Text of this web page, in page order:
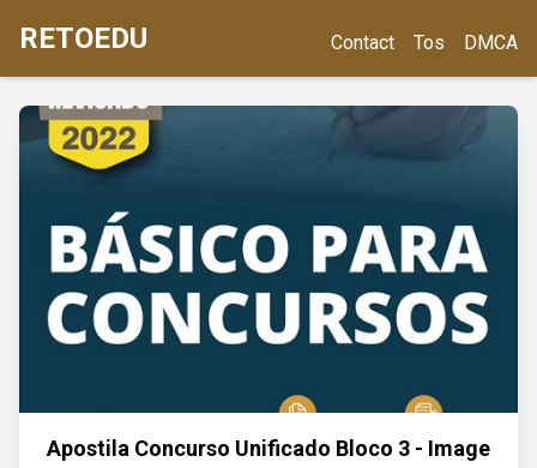
RETOEDU Contact Tos DMCA
Apostila Concurso Unificado Bloco 3 - Image